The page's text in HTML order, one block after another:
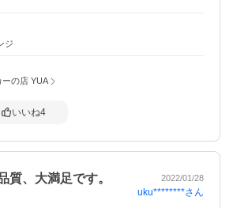
時、側面のガードとの間で指を挟んで
した。座面の中央部を押すように気を
ジ
の店 YUA
いいね4
質、大満足です。 2022/01/28
uku********さん